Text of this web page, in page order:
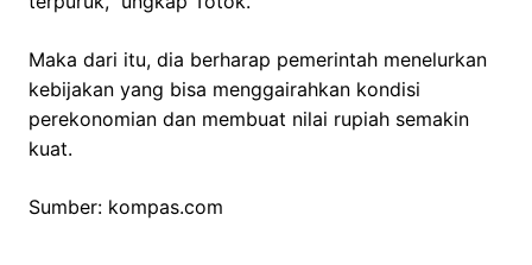
Maka dari itu, dia berharap pemerintah menelurkan
kebijakan yang bisa menggairahkan kondisi
perekonomian dan membuat nilai rupiah semakin
kuat.
Sumber: kompas.com